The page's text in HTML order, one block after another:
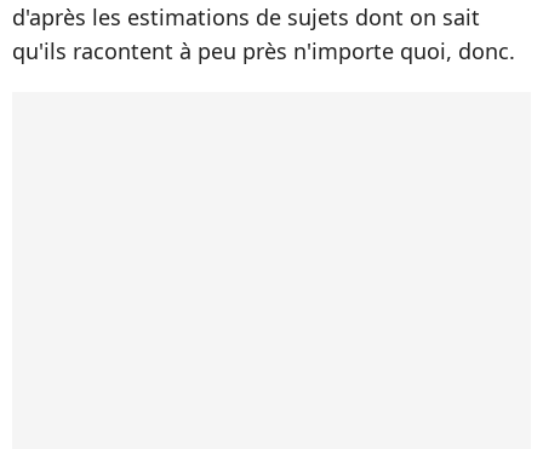
d'après les estimations de sujets dont on sait
qu'ils racontent à peu près n'importe quoi, donc.